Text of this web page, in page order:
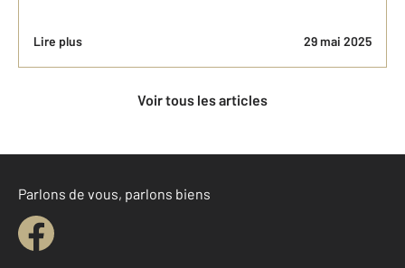
Lire plus 29 mai 2025
Voir tous les articles
Parlons de vous, parlons biens